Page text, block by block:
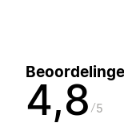
4,8 5